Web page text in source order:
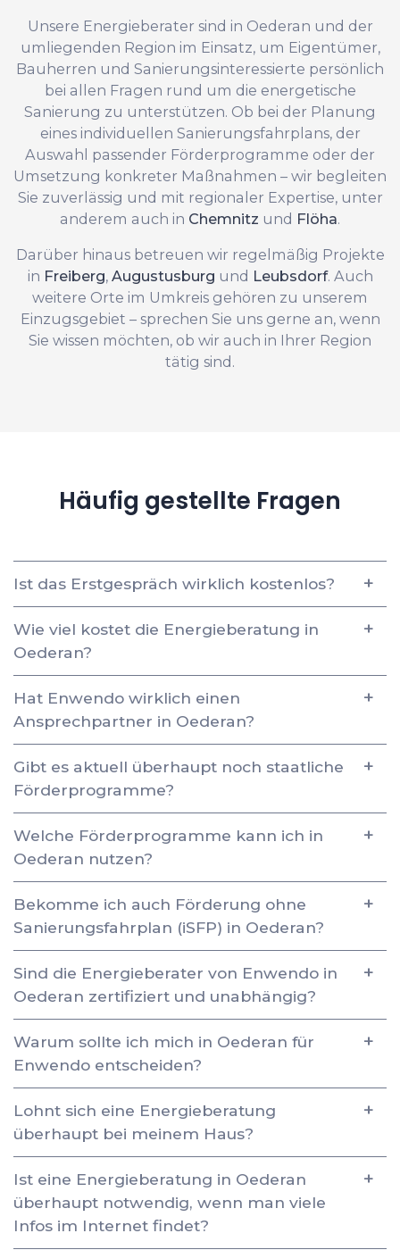
Unsere Energieberater sind in Oederan und der
umliegenden Region im Einsatz, um Eigentümer,
Bauherren und Sanierungsinteressierte persönlich
bei allen Fragen rund um die energetische
Sanierung zu unterstützen. Ob bei der Planung
eines individuellen Sanierungsfahrplans, der
Auswahl passender Förderprogramme oder der
Umsetzung konkreter Maßnahmen – wir begleiten
Sie zuverlässig und mit regionaler Expertise, unter
anderem auch in Chemnitz und Flöha.
Darüber hinaus betreuen wir regelmäßig Projekte
in Freiberg, Augustusburg und Leubsdorf. Auch
weitere Orte im Umkreis gehören zu unserem
Einzugsgebiet – sprechen Sie uns gerne an, wenn
Sie wissen möchten, ob wir auch in Ihrer Region
tätig sind.
Häufig gestellte Fragen
Ist das Erstgespräch wirklich kostenlos?
Wie viel kostet die Energieberatung in
Oederan?
Hat Enwendo wirklich einen
Ansprechpartner in Oederan?
Gibt es aktuell überhaupt noch staatliche
Förderprogramme?
Welche Förderprogramme kann ich in
Oederan nutzen?
Bekomme ich auch Förderung ohne
Sanierungsfahrplan (iSFP) in Oederan?
Sind die Energieberater von Enwendo in
Oederan zertifiziert und unabhängig?
Warum sollte ich mich in Oederan für
Enwendo entscheiden?
Lohnt sich eine Energieberatung
überhaupt bei meinem Haus?
Ist eine Energieberatung in Oederan
überhaupt notwendig, wenn man viele
Infos im Internet findet?